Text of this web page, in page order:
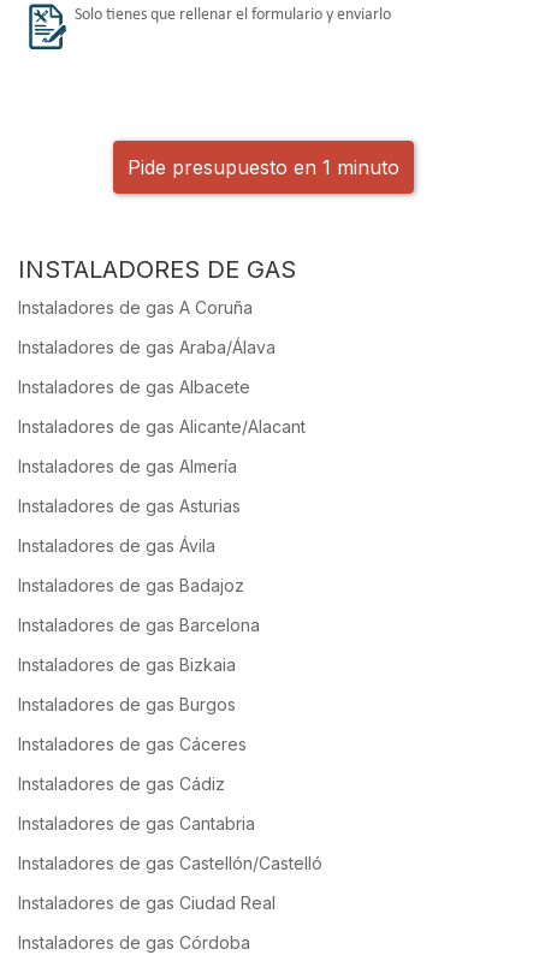
Solo tienes que rellenar el formulario y enviarlo
Pide presupuesto en 1 minuto
INSTALADORES DE GAS
Instaladores de gas A Coruña
Instaladores de gas Araba/Álava
Instaladores de gas Albacete
Instaladores de gas Alicante/Alacant
Instaladores de gas Almería
Instaladores de gas Asturias
Instaladores de gas Ávila
Instaladores de gas Badajoz
Instaladores de gas Barcelona
Instaladores de gas Bizkaia
Instaladores de gas Burgos
Instaladores de gas Cáceres
Instaladores de gas Cádiz
Instaladores de gas Cantabria
Instaladores de gas Castellón/Castelló
Instaladores de gas Ciudad Real
Instaladores de gas Córdoba